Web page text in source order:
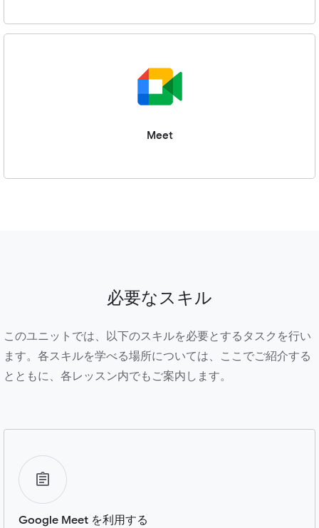
Meet
必要なスキル
このユニットでは、以下のスキルを必要とするタスクを行い
ます。各スキルを学べる場所については、ここでご紹介する
とともに、各レッスン内でもご案内します。
Google Meet を利用する